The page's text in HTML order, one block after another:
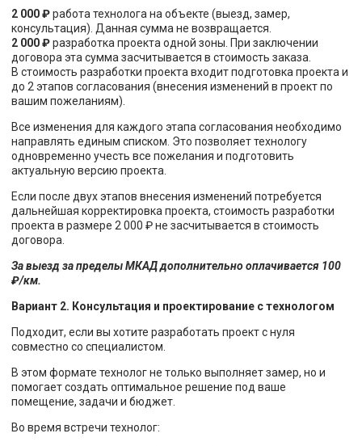
2 000 ₽работа технолога на объекте (выезд, замер,
консультация). Данная сумма не возвращается.
2 000 ₽разработка проекта одной зоны. При заключении
договора эта сумма засчитывается в стоимость заказа.
В стоимость разработки проекта входит подготовка проекта и
до 2 этапов согласования (внесения изменений в проект по
вашим пожеланиям).
Все изменения для каждого этапа согласования необходимо
направлять единым списком. Это позволяет технологу
одновременно учесть все пожелания и подготовить
актуальную версию проекта.
Если после двух этапов внесения изменений потребуется
дальнейшая корректировка проекта, стоимость разработки
проекта в размере 2 000 ₽ не засчитывается в стоимость
договора.
За выезд за пределы МКАД дополнительно оплачивается 100
₽/км.
Вариант 2. Консультация и проектирование с технологом
Подходит, если вы хотите разработать проект с нуля
совместно со специалистом.
В этом формате технолог не только выполняет замер, но и
помогает создать оптимальное решение под ваше
помещение, задачи и бюджет.
Во время встречи технолог: